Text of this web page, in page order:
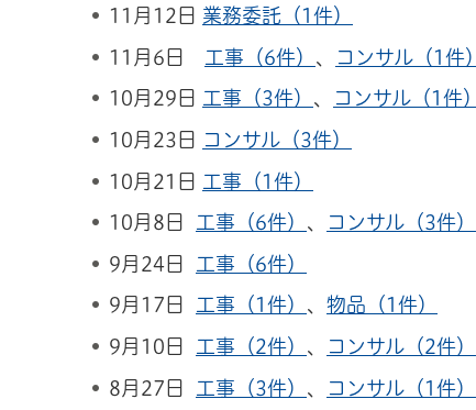
11月12日 業務委託（1件）
11月6日 工事（6件） 、 コンサル（1件）
10月29日 工事（3件） 、 コンサル（1件）
10月23日 コンサル（3件）
10月21日 工事（1件）
10月8日 工事（6件） 、 コンサル（3件）
9月24日 工事（6件）
9月17日 工事（1件） 、 物品（1件）
9月10日 工事（2件） 、 コンサル（2件）
8月27日 工事（3件） コンサル（1件）